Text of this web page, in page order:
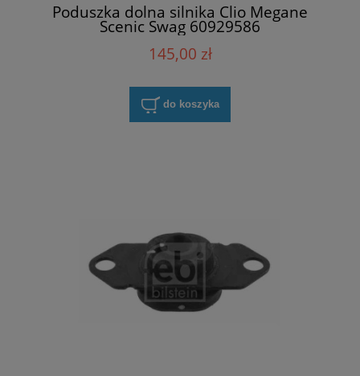
Poduszka dolna silnika Clio Megane
Scenic Swag 60929586
145,00 zł
do koszyka